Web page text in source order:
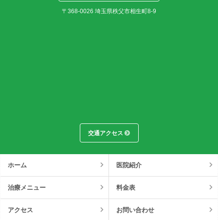
〒368-0026 埼玉県秩父市相生町8-9
交通アクセス
ホーム 医院紹介
治療メニュー 料金表
アクセス お問い合わせ